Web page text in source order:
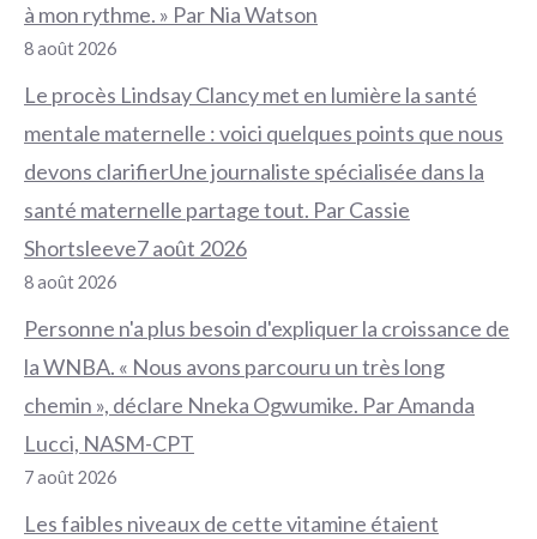
à mon rythme. » Par Nia Watson
8 août 2026
Le procès Lindsay Clancy met en lumière la santé
mentale maternelle : voici quelques points que nous
devons clarifierUne journaliste spécialisée dans la
santé maternelle partage tout. Par Cassie
Shortsleeve7 août 2026
8 août 2026
Personne n'a plus besoin d'expliquer la croissance de
la WNBA. « Nous avons parcouru un très long
chemin », déclare Nneka Ogwumike. Par Amanda
Lucci, NASM-CPT
7 août 2026
Les faibles niveaux de cette vitamine étaient